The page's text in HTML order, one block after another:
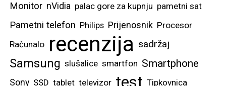
Monitor nVidia palac gore za kupnju pametni sat
Pametni telefon Philips Prijenosnik Procesor
Računalo recenzija sadržaj
Samsung slušalice smartfon Smartphone
Sony SSD tablet televizor Tipkovnica